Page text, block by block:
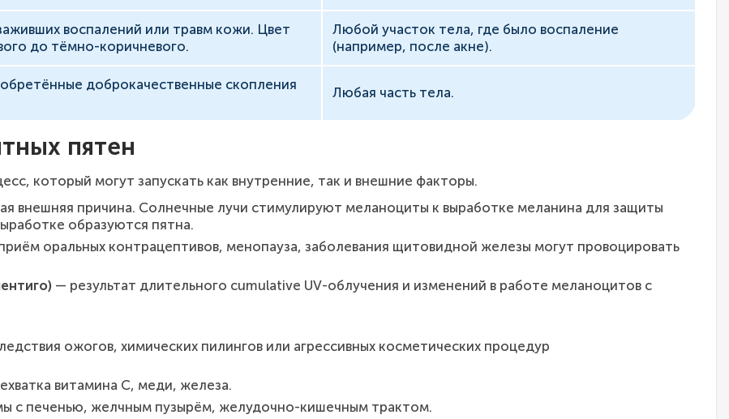
воспалений или травм кожи. Цвет
до тёмно-коричневого.
Любой участок тела, где было воспаление
(например, после акне).
доброкачественные скопления
Любая часть тела.
пятен
который могут запускать как внутренние, так и внешние факторы.
внешняя причина. Солнечные лучи стимулируют меланоциты к выработке меланина для защиты
образуются пятна.
оральных контрацептивов, менопауза, заболевания щитовидной железы могут провоцировать
— результат длительного cumulative UV-облучения и изменений в работе меланоцитов с
ожогов, химических пилингов или агрессивных косметических процедур
витамина С, меди, железа.
с печенью, желчным пузырём, желудочно-кишечным трактом.